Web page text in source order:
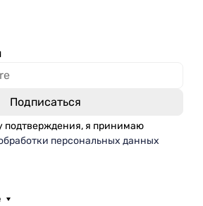
подтверждения, я принимаю
персональных данных